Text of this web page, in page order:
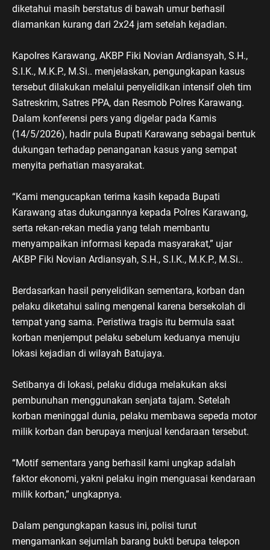
diketahui masih berstatus di bawah umur berhasil
diamankan kurang dari 2x24 jam setelah kejadian.
Kapolres Karawang, AKBP Fiki Novian Ardiansyah, S.H.,
S.I.K., M.K.P., M.Si.. menjelaskan, pengungkapan kasus
tersebut dilakukan melalui penyelidikan intensif oleh tim
Satreskrim, Satres PPA, dan Resmob Polres Karawang.
Dalam konferensi pers yang digelar pada Kamis
(14/5/2026), hadir pula Bupati Karawang sebagai bentuk
dukungan terhadap penanganan kasus yang sempat
menyita perhatian masyarakat.
“Kami mengucapkan terima kasih kepada Bupati
Karawang atas dukungannya kepada Polres Karawang,
serta rekan-rekan media yang telah membantu
menyampaikan informasi kepada masyarakat,” ujar
AKBP Fiki Novian Ardiansyah, S.H., S.I.K., M.K.P., M.Si..
Berdasarkan hasil penyelidikan sementara, korban dan
pelaku diketahui saling mengenal karena bersekolah di
tempat yang sama. Peristiwa tragis itu bermula saat
korban menjemput pelaku sebelum keduanya menuju
lokasi kejadian di wilayah Batujaya.
Setibanya di lokasi, pelaku diduga melakukan aksi
pembunuhan menggunakan senjata tajam. Setelah
korban meninggal dunia, pelaku membawa sepeda motor
milik korban dan berupaya menjual kendaraan tersebut.
“Motif sementara yang berhasil kami ungkap adalah
faktor ekonomi, yakni pelaku ingin menguasai kendaraan
milik korban,” ungkapnya.
Dalam pengungkapan kasus ini, polisi turut
mengamankan sejumlah barang bukti berupa telepon